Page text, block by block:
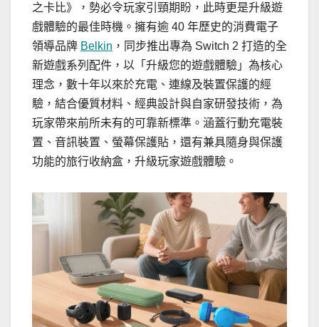
之卡比》，勢必令玩家引頸期盼，此時更是升級遊
戲體驗的最佳時機。擁有逾 40 年歷史的消費電子
領導品牌 Belkin ，同步推出專為 Switch 2 打造的全
新遊戲系列配件，以「升級您的遊戲體驗」為核心
理念，數十年以來於充電、連線及裝置保護的經
驗，結合優質材料、經典設計與自家研發技術，為
玩家帶來前所未有的可靠新標準。涵蓋行動充電裝
置、音訊裝置、螢幕保護貼，還有兼具隨身與保護
功能的旅行收納盒，升級玩家遊戲體驗。